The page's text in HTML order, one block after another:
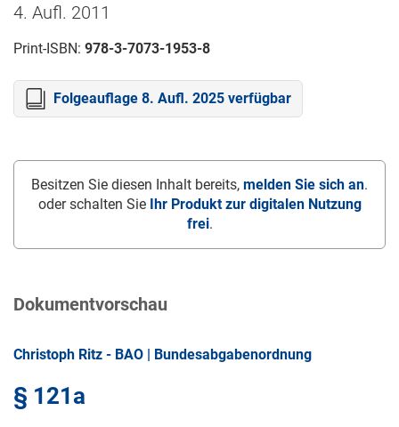
4. Aufl. 2011
Print-ISBN: 978-3-7073-1953-8
Folgeauflage 8. Aufl. 2025 verfügbar
Besitzen Sie diesen Inhalt bereits, melden Sie sich an.
oder schalten Sie Ihr Produkt zur digitalen Nutzung
frei.
Dokumentvorschau
Christoph Ritz - BAO | Bundesabgabenordnung
§ 121a